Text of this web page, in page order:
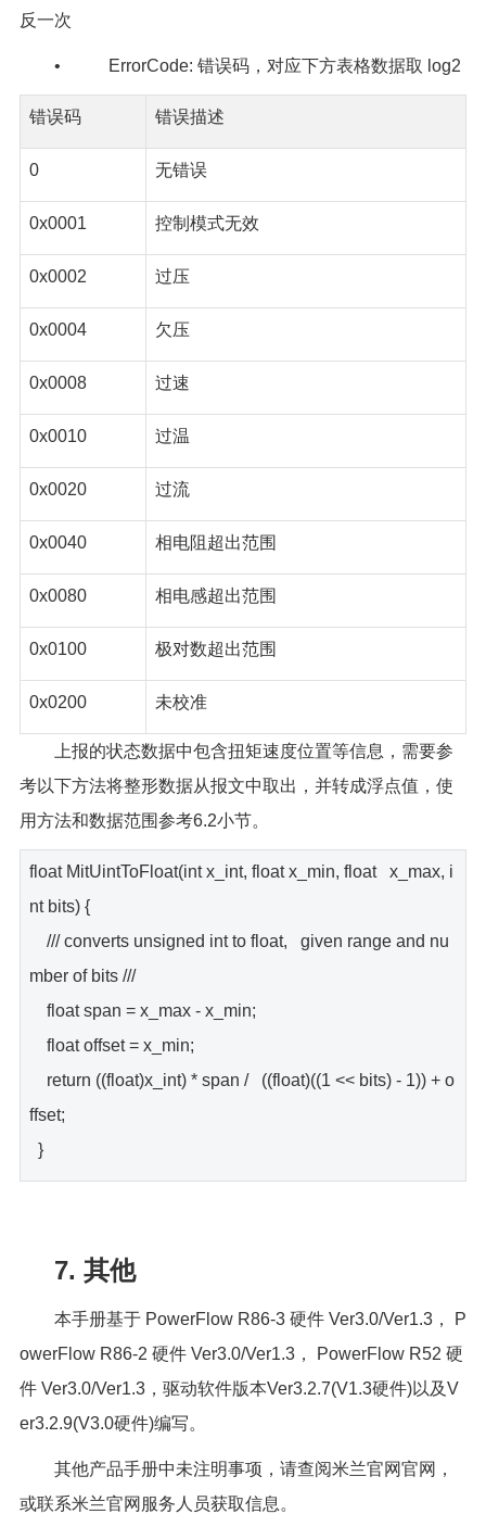
反一次
• ErrorCode: 错误码，对应下方表格数据取 log2
错误码 错误描述
0 无错误
0x0001 控制模式无效
0x0002 过压
0x0004 欠压
0x0008 过速
0x0010 过温
0x0020 过流
0x0040 相电阻超出范围
0x0080 相电感超出范围
0x0100 极对数超出范围
0x0200 未校准
上报的状态数据中包含扭矩速度位置等信息，需要参
考以下方法将整形数据从报文中取出，并转成浮点值，使
用方法和数据范围参考6.2小节。
float MitUintToFloat(int x_int, float x_min, float x_max, i
nt bits) {
/// converts unsigned int to float, given range and nu
mber of bits ///
float span = x_max - x_min;
float offset = x_min;
return ((float)x_int) * span / ((float)((1 << bits) - 1)) + o
ffset;
}
7. 其他
本手册基于 PowerFlow R86-3 硬件 Ver3.0/Ver1.3， P
owerFlow R86-2 硬件 Ver3.0/Ver1.3， PowerFlow R52 硬
件 Ver3.0/Ver1.3，驱动软件版本Ver3.2.7(V1.3硬件)以及V
er3.2.9(V3.0硬件)编写。
其他产品手册中未注明事项，请查阅米兰官网官网，
或联系米兰官网服务人员获取信息。